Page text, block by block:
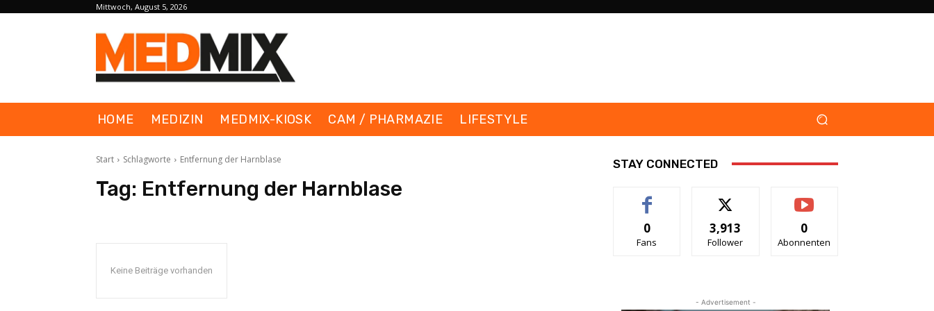
Mittwoch, August 5, 2026
HOME MEDIZIN MEDMIX-KIOSK CAM / PHARMAZIE LIFESTYLE
Start Schlagworte Entfernung der Harnblase
Tag: Entfernung der Harnblase
Keine Beiträge vorhanden
STAY CONNECTED
0
Fans
3,913
Follower
0
Abonnenten
- Advertisement -